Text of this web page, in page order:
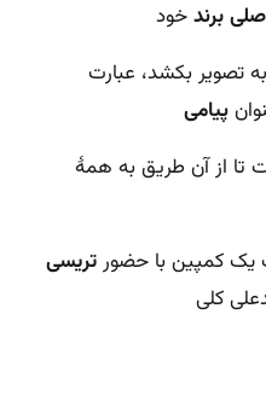
برندخود
تصویر بکشد، عبارت
پیامی
تا از آن طریق به همۀ
تریسی
کلی